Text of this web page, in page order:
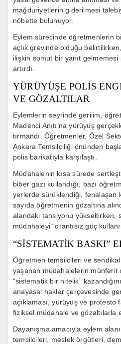
mağduriyetlerin giderilmesi
nöbette bulunuyor.
Eylem sürecinde öğretmenlerin
açlık grevinde olduğu
ilişkin somut bir yanıt gelmemesi
artırdı.
YÜRÜYÜŞE POLİS
VE GÖZALTILAR
Eylemlerin seyrinde gerilim,
Madenci Anıtı’na yürüyüş
tırmandı. Öğretmenler, Özel
Ankara Temsilciliği önünden
polis barikatıyla karşılaştı.
Müdahalenin kısa sürede
biber gazı kullandığı, bazı
yerlerde sürüklendiği, fenalaşan
sayıda öğretmenin gözaltına
alandaki tansiyonu yükseltirken,
müdahaleyi “orantısız güç
“SİSTEMATİK BASKI”
Öğretmen temsilcileri ve
yaşanan müdahalelerin münferit
“sistematik bir nitelik”
anayasal haklar çerçevesinde
açıklaması, yürüyüş ve protesto
fiziksel müdahale ve gözaltılarla
Dayanışma amacıyla eylem
temsilcileri, meslek örgütleri,